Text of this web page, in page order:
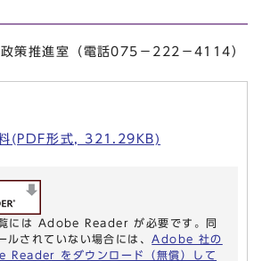
策推進室（電話075－222－4114）
(PDF形式, 321.29KB)
には Adobe Reader が必要です。同
ルされていない場合には、 Adobe 社の
Reader をダウンロード（無償）して